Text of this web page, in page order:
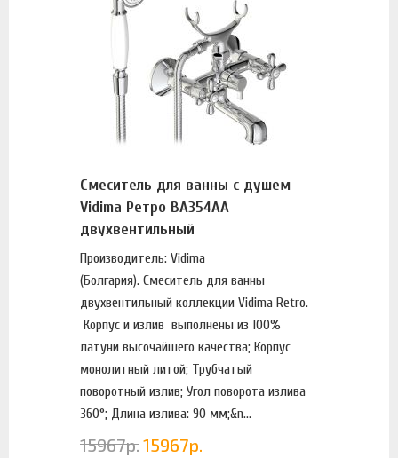
Смеситель для ванны с душем
Vidima Ретро BA354AA
двухвентильный
Производитель: Vidima
(Болгария). Смеситель для ванны
двухвентильный коллекции Vidima Retro.
Корпус и излив выполнены из 100%
латуни высочайшего качества; Корпус
монолитный литой; Трубчатый
поворотный излив; Угол поворота излива
360°; Длина излива: 90 мм;&n...
15967р.15967р.